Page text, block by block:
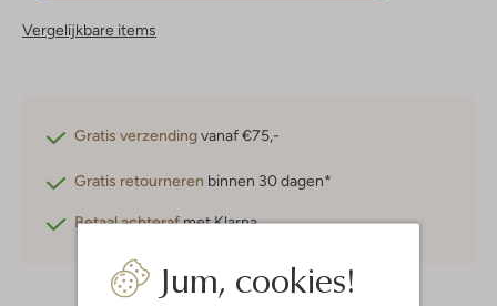
Jum, cookies!
Vergelijkbare items
Gratis verzendingvanaf €75,-
Gratis retourneren binnen 30 dagen*
Betaal achterafmet Klarna